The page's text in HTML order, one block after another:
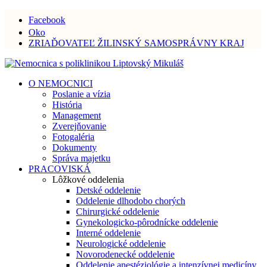
Facebook
Oko
ZRIAĎOVATEĽ ŽILINSKÝ SAMOSPRÁVNY KRAJ
O NEMOCNICI
Poslanie a vízia
História
Management
Zverejňovanie
Fotogaléria
Dokumenty
Správa majetku
PRACOVISKÁ
Lôžkové oddelenia
Detské oddelenie
Oddelenie dlhodobo chorých
Chirurgické oddelenie
Gynekologicko-pôrodnícke oddelenie
Interné oddelenie
Neurologické oddelenie
Novorodenecké oddelenie
Oddelenie anestéziológie a intenzívnej medicíny